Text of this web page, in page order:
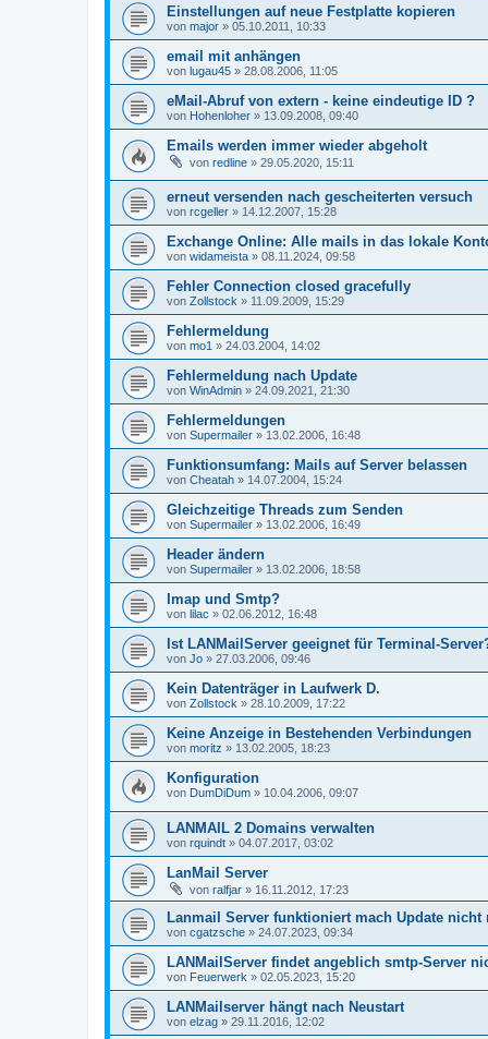
Einstellungen auf neue Festplatte kopieren
von major » 05.10.2011, 10:33
email mit anhängen
von lugau45 » 28.08.2006, 11:05
eMail-Abruf von extern - keine eindeutige ID ?
von Hohenloher » 13.09.2008, 09:40
Emails werden immer wieder abgeholt
von redline » 29.05.2020, 15:11
erneut versenden nach gescheiterten versuch
von rcgeller » 14.12.2007, 15:28
Exchange Online: Alle mails in das lokale
von widameista » 08.11.2024, 09:58
Fehler Connection closed gracefully
von Zollstock » 11.09.2009, 15:29
Fehlermeldung
von mo1 » 24.03.2004, 14:02
Fehlermeldung nach Update
von WinAdmin » 24.09.2021, 21:30
Fehlermeldungen
von Supermailer » 13.02.2006, 16:48
Funktionsumfang: Mails auf Server belassen
von Cheatah » 14.07.2004, 15:24
Gleichzeitige Threads zum Senden
von Supermailer » 13.02.2006, 16:49
Header ändern
von Supermailer » 13.02.2006, 18:58
Imap und Smtp?
von lilac » 02.06.2012, 16:48
Ist LANMailServer geeignet für Terminal-
von Jo » 27.03.2006, 09:46
Kein Datenträger in Laufwerk D.
von Zollstock » 28.10.2009, 17:22
Keine Anzeige in Bestehenden Verbindungen
von moritz » 13.02.2005, 18:23
Konfiguration
von DumDiDum » 10.04.2006, 09:07
LANMAIL 2 Domains verwalten
von rquindt » 04.07.2017, 03:02
LanMail Server
von ralfjar » 16.11.2012, 17:23
Lanmail Server funktioniert mach Update nicht
von cgatzsche » 24.07.2023, 09:34
LANMailServer findet angeblich smtp-Server
von Feuerwerk » 02.05.2023, 15:20
LANMailserver hängt nach Neustart
von elzag » 29.11.2016, 12:02